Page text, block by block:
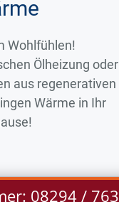
Wohlfühlen!
Ölheizung oder
aus regenerativen
Wärme in Ihr
08294 / 763